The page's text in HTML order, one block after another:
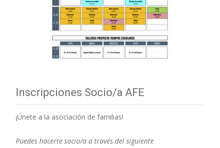
Inscripciones Socio/a AFE
¡Únete a la asociación de familias!
Puedes hacerte socio/a a través del siguiente